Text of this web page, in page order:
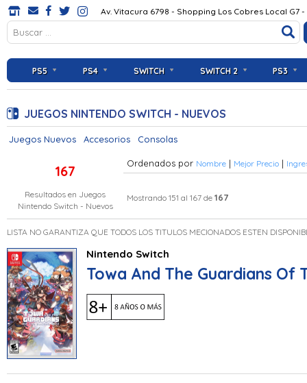
Av. Vitacura 6798 - Shopping Los Cobres Local G7
PS5 PS4 SWITCH SWITCH 2 PS3
JUEGOS NINTENDO SWITCH - NUEVOS
Juegos Nuevos Accesorios Consolas
167
Resultados en Juegos
Nintendo Switch - Nuevos
Ordenados por Nombre | Mejor Precio |
Mostrando 151 al 167 de 167
LISTA NO GARANTIZA QUE TODOS LOS TITULOS MECIONADOS ESTEN
Nintendo Switch
Towa And The Guardians Of